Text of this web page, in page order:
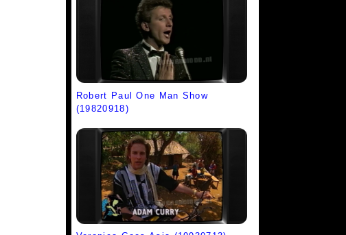
Robert Paul One Man Show
(19820918)